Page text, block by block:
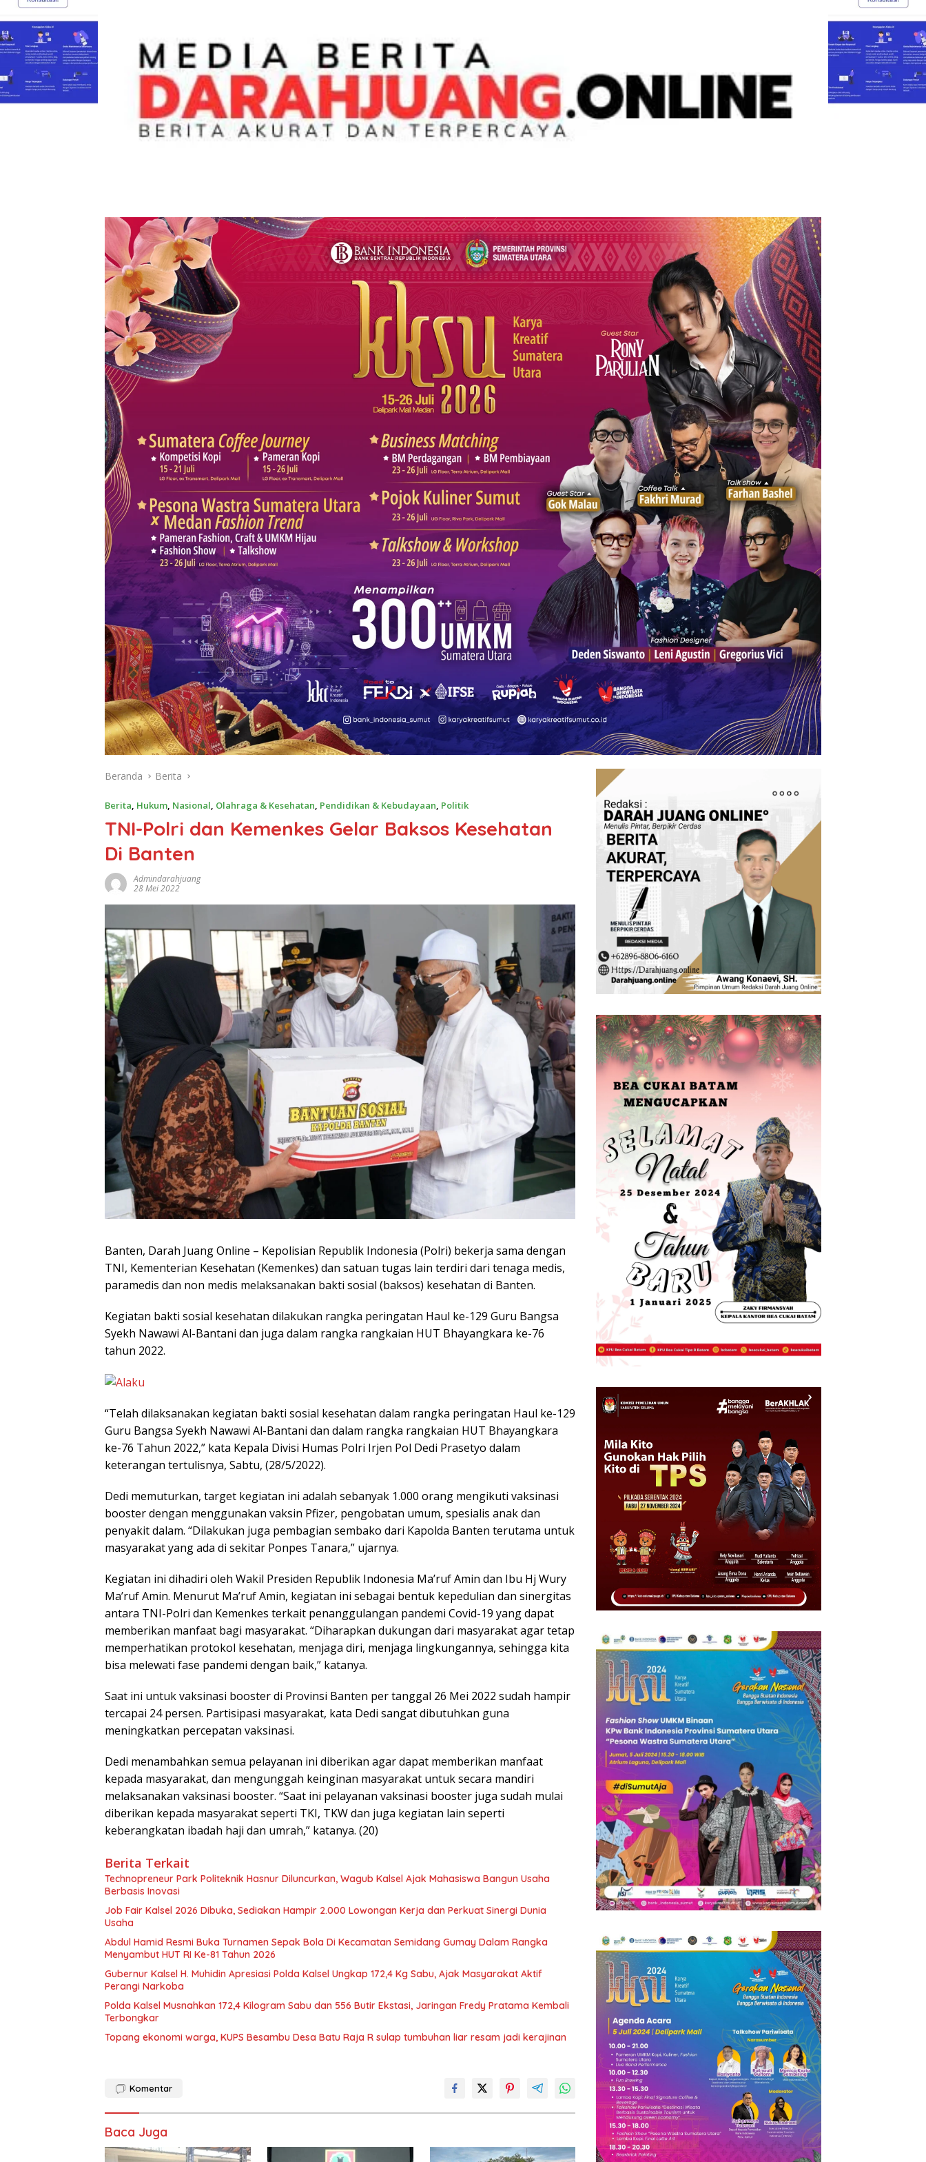
Beranda Berita
Berita, Hukum, Nasional, Olahraga & Kesehatan, Pendidikan & Kebudayaan, Politik
TNI-Polri dan Kemenkes Gelar Baksos Kesehatan
Di Banten
Admindarahjuang
28 Mei 2022
Banten, Darah Juang Online – Kepolisian Republik Indonesia (Polri) bekerja sama dengan
TNI, Kementerian Kesehatan (Kemenkes) dan satuan tugas lain terdiri dari tenaga medis,
paramedis dan non medis melaksanakan bakti sosial (baksos) kesehatan di Banten.
Kegiatan bakti sosial kesehatan dilakukan rangka peringatan Haul ke-129 Guru Bangsa
Syekh Nawawi Al-Bantani dan juga dalam rangka rangkaian HUT Bhayangkara ke-76
tahun 2022.
“Telah dilaksanakan kegiatan bakti sosial kesehatan dalam rangka peringatan Haul ke-129
Guru Bangsa Syekh Nawawi Al-Bantani dan dalam rangka rangkaian HUT Bhayangkara
ke-76 Tahun 2022,” kata Kepala Divisi Humas Polri Irjen Pol Dedi Prasetyo dalam
keterangan tertulisnya, Sabtu, (28/5/2022).
Dedi memuturkan, target kegiatan ini adalah sebanyak 1.000 orang mengikuti vaksinasi
booster dengan menggunakan vaksin Pfizer, pengobatan umum, spesialis anak dan
penyakit dalam. “Dilakukan juga pembagian sembako dari Kapolda Banten terutama untuk
masyarakat yang ada di sekitar Ponpes Tanara,” ujarnya.
Kegiatan ini dihadiri oleh Wakil Presiden Republik Indonesia Ma’ruf Amin dan Ibu Hj Wury
Ma’ruf Amin. Menurut Ma’ruf Amin, kegiatan ini sebagai bentuk kepedulian dan sinergitas
antara TNI-Polri dan Kemenkes terkait penanggulangan pandemi Covid-19 yang dapat
memberikan manfaat bagi masyarakat. “Diharapkan dukungan dari masyarakat agar tetap
memperhatikan protokol kesehatan, menjaga diri, menjaga lingkungannya, sehingga kita
bisa melewati fase pandemi dengan baik,” katanya.
Saat ini untuk vaksinasi booster di Provinsi Banten per tanggal 26 Mei 2022 sudah hampir
tercapai 24 persen. Partisipasi masyarakat, kata Dedi sangat dibutuhkan guna
meningkatkan percepatan vaksinasi.
Dedi menambahkan semua pelayanan ini diberikan agar dapat memberikan manfaat
kepada masyarakat, dan mengunggah keinginan masyarakat untuk secara mandiri
melaksanakan vaksinasi booster. “Saat ini pelayanan vaksinasi booster juga sudah mulai
diberikan kepada masyarakat seperti TKI, TKW dan juga kegiatan lain seperti
keberangkatan ibadah haji dan umrah,” katanya. (20)
Berita Terkait
Technopreneur Park Politeknik Hasnur Diluncurkan, Wagub Kalsel Ajak Mahasiswa Bangun Usaha
Berbasis Inovasi
Job Fair Kalsel 2026 Dibuka, Sediakan Hampir 2.000 Lowongan Kerja dan Perkuat Sinergi Dunia
Usaha
Abdul Hamid Resmi Buka Turnamen Sepak Bola Di Kecamatan Semidang Gumay Dalam Rangka
Menyambut HUT RI Ke-81 Tahun 2026
Gubernur Kalsel H. Muhidin Apresiasi Polda Kalsel Ungkap 172,4 Kg Sabu, Ajak Masyarakat Aktif
Perangi Narkoba
Polda Kalsel Musnahkan 172,4 Kilogram Sabu dan 556 Butir Ekstasi, Jaringan Fredy Pratama Kembali
Terbongkar
Topang ekonomi warga, KUPS Besambu Desa Batu Raja R sulap tumbuhan liar resam jadi kerajinan
Komentar
Baca Juga